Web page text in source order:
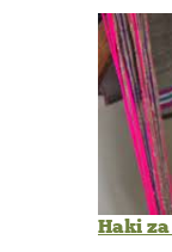
Haki